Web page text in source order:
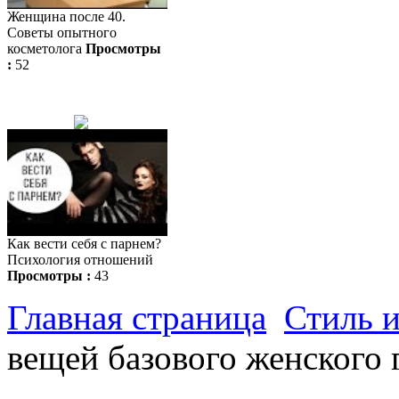
Женщина после 40.
Советы опытного
косметолога Просмотры
: 52
Как вести себя с парнем?
Психология отношений
Просмотры : 43
Главная страница Стиль
вещей базового женского